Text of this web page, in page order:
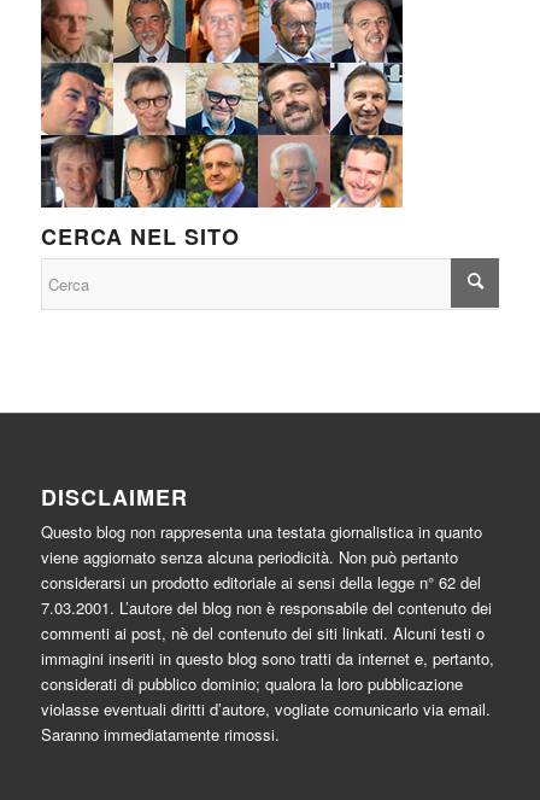
CERCA NEL SITO
DISCLAIMER
Questo blog non rappresenta una testata giornalistica in quanto
viene aggiornato senza alcuna periodicità. Non può pertanto
considerarsi un prodotto editoriale ai sensi della legge n° 62 del
7.03.2001. L’autore del blog non è responsabile del contenuto dei
commenti ai post, nè del contenuto dei siti linkati. Alcuni testi o
immagini inseriti in questo blog sono tratti da internet e, pertanto,
considerati di pubblico dominio; qualora la loro pubblicazione
violasse eventuali diritti d’autore, vogliate comunicarlo via email.
Saranno immediatamente rimossi.